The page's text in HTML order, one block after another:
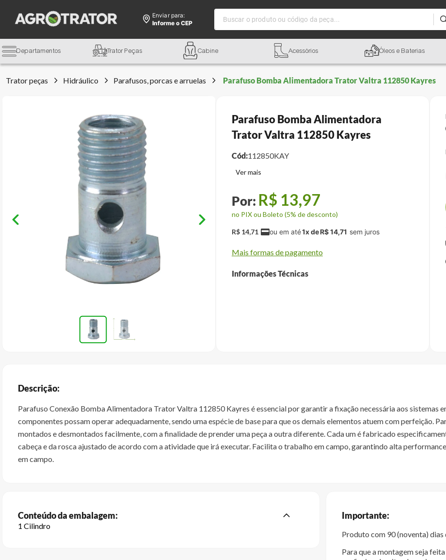
Enviar para:
Informe o CEP
Buscar o produto ou código da peça...
Departamentos Trator Peças Cabine Acessórios Óleos e Baterias
Trator peças Hidráulico Parafusos, porcas e arruelas Parafuso Bomba Alimentadora Trator Valtra 112850 Kayres
Parafuso Bomba Alimentadora
Trator Valtra 112850 Kayres
Cód:112850KAY
R$ 13,97
no PIX ou Boleto (5% de desconto)
R$ 14,71 1x deR$14,71
Mais formas de pagamento
Informações Técnicas
Descrição:
Parafuso Conexão Bomba Alimentadora Trator Valtra 112850 Kayres é essencial por garantir a fixação necessária aos sistemas
componentes possam operar adequadamente, sendo uma espécie de base para que os demais elementos atuem com perfeição.
montados e desmontados facilmente, com a finalidade de prender uma peça a outra diferente. Cada um é fabricado
cabeça e da rosca ajustado de acordo com a atividade que irá executar. Facilita o trabalho em campo, garantindo alta
em campo.
Conteúdo da embalagem:
1 Cilindro
Importante:
Produto com 90 (noventa)
Para que a montagem seja